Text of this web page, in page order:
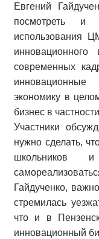
Евгений
посмотреть и
использования
инновационного
современных
экономику в
бизнес в
Участники
нужно сделать,
школьников
Гайдученко,
стремилась
что и в
инновационный